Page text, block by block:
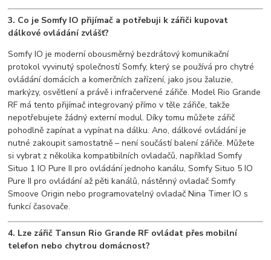
3. Co je Somfy IO přijímač a potřebuji k zářiči kupovat
dálkové ovládání zvlášť?
Somfy IO je moderní obousměrný bezdrátový komunikační
protokol vyvinutý společností Somfy, který se používá pro chytré
ovládání domácích a komerčních zařízení, jako jsou žaluzie,
markýzy, osvětlení a právě i infračervené zářiče. Model Rio Grande
RF má tento přijímač integrovaný přímo v těle zářiče, takže
nepotřebujete žádný externí modul. Díky tomu můžete zářič
pohodlně zapínat a vypínat na dálku. Ano, dálkové ovládání je
nutné zakoupit samostatně – není součástí balení zářiče. Můžete
si vybrat z několika kompatibilních ovladačů, například Somfy
Situo 1 IO Pure II pro ovládání jednoho kanálu, Somfy Situo 5 IO
Pure II pro ovládání až pěti kanálů, nástěnný ovladač Somfy
Smoove Origin nebo programovatelný ovladač Nina Timer IO s
funkcí časovače.
4. Lze zářič Tansun Rio Grande RF ovládat přes mobilní
telefon nebo chytrou domácnost?